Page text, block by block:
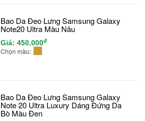
Bao Da Đeo Lưng Samsung Galaxy
Note20 Ultra Màu Nâu
Giá: 450,000đ
Chọn màu:
Bao Da Đeo Lưng Samsung Galaxy
Note 20 Ultra Luxury Dáng Đứng Da
Bò Màu Đen